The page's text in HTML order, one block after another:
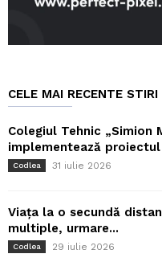
CELE MAI RECENTE
Colegiul Tehnic „Simion
implementează
Codlea 31 iulie 2026
Viața la o secundă
multiple, urmare...
Codlea 29 iulie 2026